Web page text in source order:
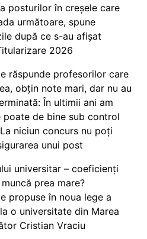
posturilor în creșele care
următoare, spune
după ce s-au afișat
2026
răspunde profesorilor care
obțin note mari, dar nu au
În ultimii ani am
de bine sub control
niciun concurs nu poți
unui post
universitar – coeficienți
prea mare?
propuse în noua lege a
o universitate din Marea
Cristian Vraciu